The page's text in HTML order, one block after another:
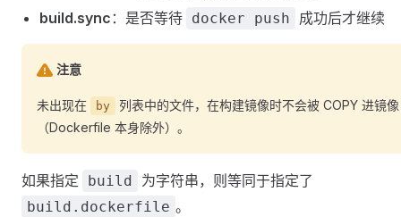
build.sync ：是否等待 docker push 成功后才继续
注意
未出现在 by
列表中的文件，在构建镜像时不会被 COPY 进镜像
（Dockerfile 本身除外）。
如果指定 build 为字符串，则等同于指定了
build.dockerfile 。